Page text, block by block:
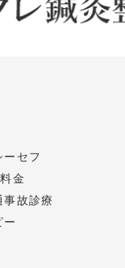
セフ
金
故診療
ー